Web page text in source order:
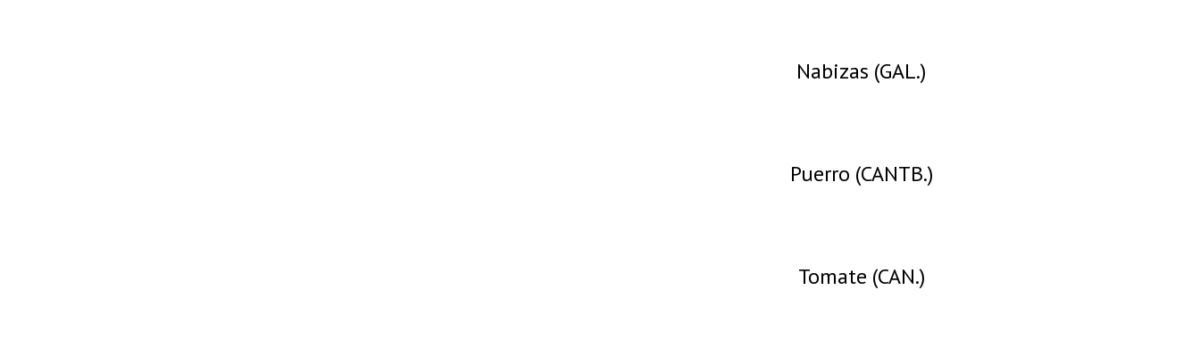
Nabizas (GAL.)
Puerro (CANTB.)
Tomate (CAN.)